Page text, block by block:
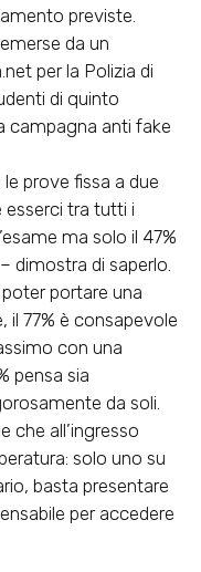
previste.
da un
per la Polizia di
di quinto
campagna anti fake
prove fissa a due
esserci tra tutti i
ma solo il 47%
dimostra di saperlo.
portare una
il 77% è consapevole
con una
pensa sia
da soli.
che all’ingresso
solo uno su
basta presentare
per accedere